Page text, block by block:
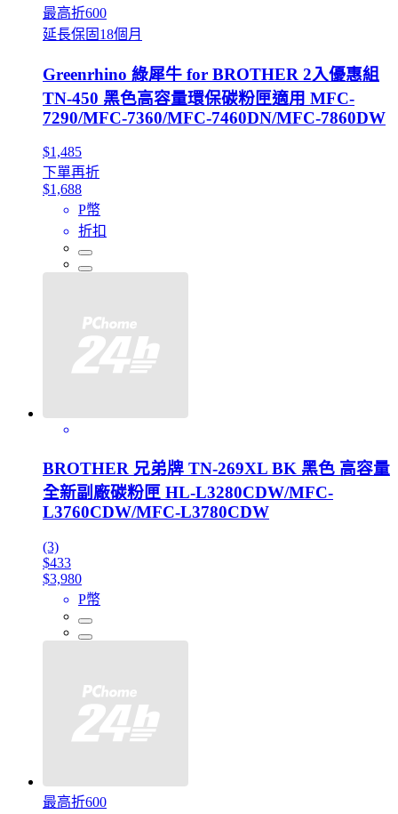
最高折600
延長保固18個月
Greenrhino 綠犀牛 for BROTHER 2入優惠組
TN-450 黑色高容量環保碳粉匣適用 MFC-
7290/MFC-7360/MFC-7460DN/MFC-7860DW
$1,485
下單再折
$1,688
P幣
折扣
BROTHER 兄弟牌 TN-269XL BK 黑色 高容量
全新副廠碳粉匣 HL-L3280CDW/MFC-
L3760CDW/MFC-L3780CDW
(3)
$433
$3,980
P幣
最高折600